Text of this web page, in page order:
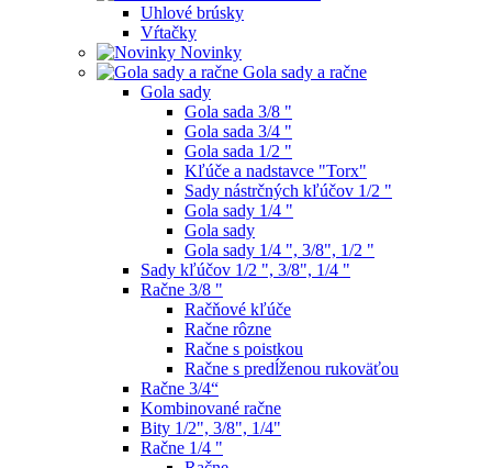
Uhlové brúsky
Vŕtačky
Novinky
Gola sady a račne
Gola sady
Gola sada 3/8 "
Gola sada 3/4 "
Gola sada 1/2 "
Kľúče a nadstavce "Torx"
Sady nástrčných kľúčov 1/2 "
Gola sady 1/4 "
Gola sady
Gola sady 1/4 ", 3/8", 1/2 "
Sady kľúčov 1/2 ", 3/8", 1/4 "
Račne 3/8 "
Račňové kľúče
Račne rôzne
Račne s poistkou
Račne s predĺženou rukoväťou
Račne 3/4“
Kombinované račne
Bity 1/2", 3/8", 1/4"
Račne 1/4 "